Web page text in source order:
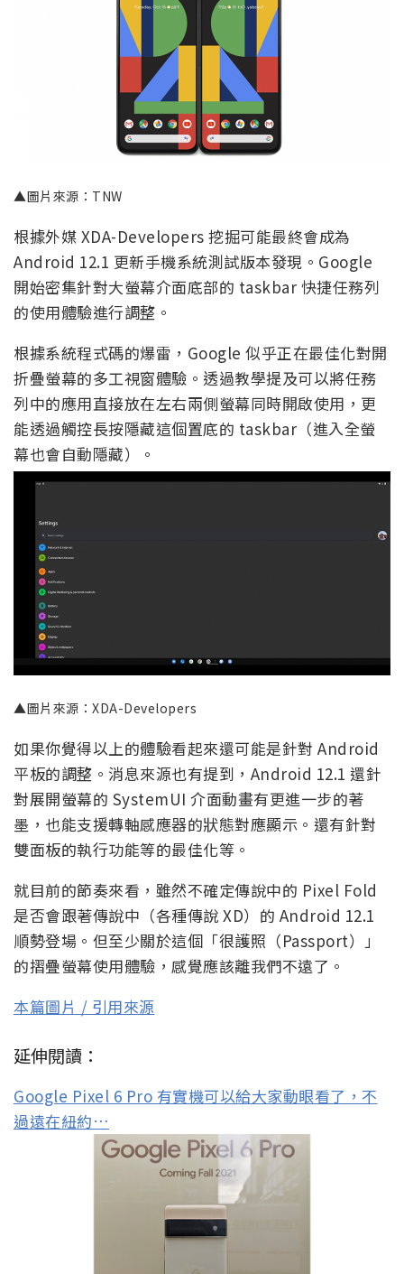
▲圖片來源：TNW
根據外媒 XDA-Developers 挖掘可能最終會成為
Android 12.1 更新手機系統測試版本發現。Google
開始密集針對大螢幕介面底部的 taskbar 快捷任務列
的使用體驗進行調整。
根據系統程式碼的爆雷，Google 似乎正在最佳化對開
折疊螢幕的多工視窗體驗。透過教學提及可以將任務
列中的應用直接放在左右兩側螢幕同時開啟使用，更
能透過觸控長按隱藏這個置底的 taskbar（進入全螢
幕也會自動隱藏）。
▲圖片來源：XDA-Developers
如果你覺得以上的體驗看起來還可能是針對 Android
平板的調整。消息來源也有提到，Android 12.1 還針
對展開螢幕的 SystemUI 介面動畫有更進一步的著
墨，也能支援轉軸感應器的狀態對應顯示。還有針對
雙面板的執行功能等的最佳化等。
就目前的節奏來看，雖然不確定傳說中的 Pixel Fold
是否會跟著傳說中（各種傳說 XD）的 Android 12.1
順勢登場。但至少關於這個「很護照（Passport）」
的摺疊螢幕使用體驗，感覺應該離我們不遠了。
本篇圖片 / 引用來源
延伸閱讀：
Google Pixel 6 Pro 有實機可以給大家動眼看了，不
過遠在紐約…